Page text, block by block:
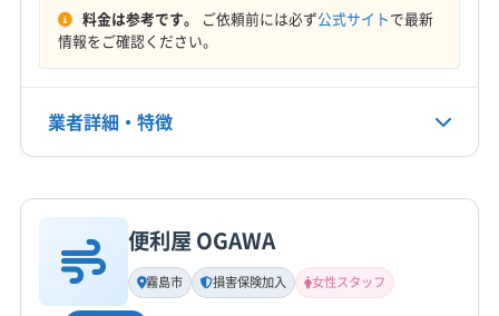
定休日
電話番号
公式HP
公式サイトを見る
料金は参考です。 ご依頼前には必ず公式サイトで最新
情報をご確認ください。
業者詳細・特徴
基本情報
代表者名
非公開
便利屋 OGAWA
霧島市 損害保険加入 女性スタッフ